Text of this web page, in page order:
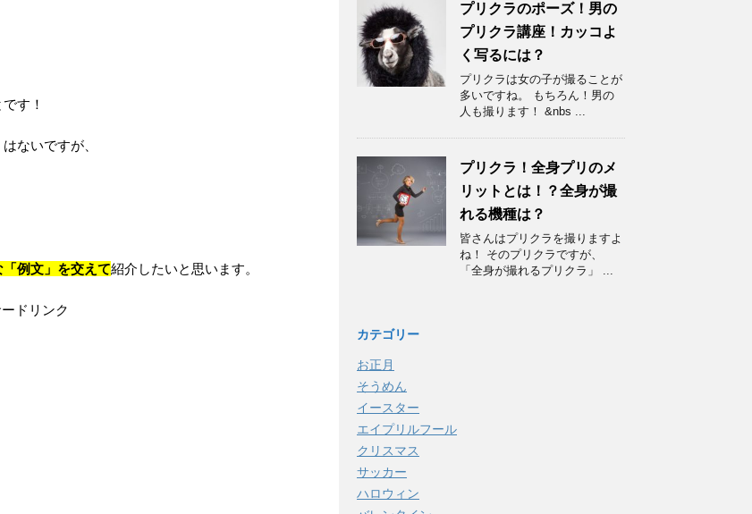
す！
ないですが、
例文」を交えて紹介したいと思います。
ドリンク
プリクラのポーズ！男の
プリクラ講座！カッコよ
く写るには？
プリクラは女の子が撮ることが
多いですね。 もちろん！男の
人も撮ります！ &nbs ...
プリクラ！全身プリのメ
リットとは！？全身が撮
れる機種は？
皆さんはプリクラを撮りますよ
ね！ そのプリクラですが、
「全身が撮れるプリクラ」 ...
カテゴリー
お正月
そうめん
イースター
エイプリルフール
クリスマス
サッカー
ハロウィン